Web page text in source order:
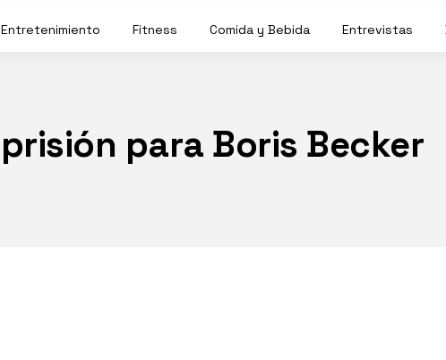
Entretenimiento Fitness Comida y Bebida Entrevistas
prisión para Boris Becker